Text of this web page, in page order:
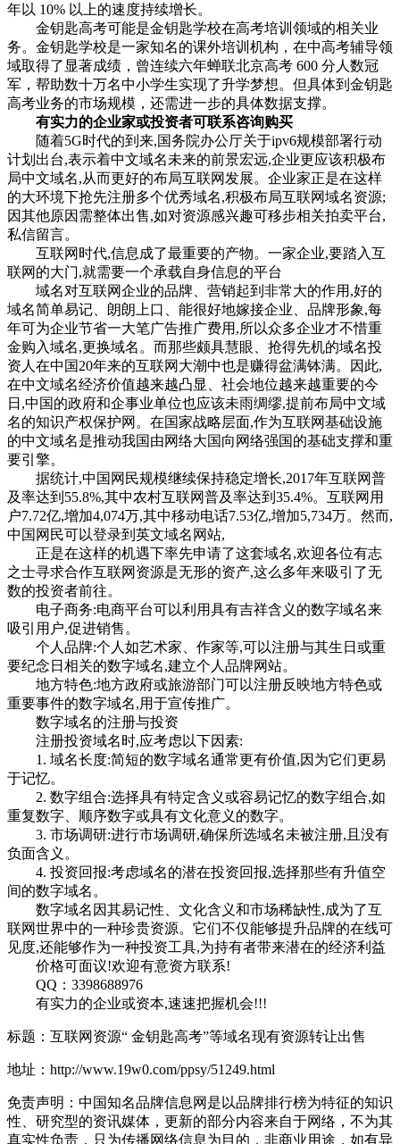
年以 10% 以上的速度持续增长。
金钥匙高考可能是金钥匙学校在高考培训领域的相关业
务。金钥匙学校是一家知名的课外培训机构，在中高考辅导领
域取得了显著成绩，曾连续六年蝉联北京高考 600 分人数冠
军，帮助数十万名中小学生实现了升学梦想。但具体到金钥匙
高考业务的市场规模，还需进一步的具体数据支撑。
有实力的企业家或投资者可联系咨询购买
随着5G时代的到来,国务院办公厅关于ipv6规模部署行动
计划出台,表示着中文域名未来的前景宏远,企业更应该积极布
局中文域名,从而更好的布局互联网发展。企业家正是在这样
的大环境下抢先注册多个优秀域名,积极布局互联网域名资源;
因其他原因需整体出售,如对资源感兴趣可移步相关拍卖平台,
私信留言。‌
互联网时代,信息成了最重要的产物。一家企业,要踏入互
联网的大门,就需要一个承载自身信息的平台
域名对互联网企业的品牌、营销起到非常大的作用,好的
域名简单易记、朗朗上口、能很好地嫁接企业、品牌形象,每
年可为企业节省一大笔广告推广费用,所以众多企业才不惜重
金购入域名,更换域名。而那些颇具慧眼、抢得先机的域名投
资人在中国20年来的互联网大潮中也是赚得盆满钵满。因此,
在中文域名经济价值越来越凸显、社会地位越来越重要的今
日,中国的政府和企事业单位也应该未雨绸缪,提前布局中文域
名的知识产权保护网。在国家战略层面,作为互联网基础设施
的中文域名是推动我国由网络大国向网络强国的基础支撑和重
要引擎。
据统计,中国网民规模继续保持稳定增长,2017年互联网普
及率达到55.8%,其中农村互联网普及率达到35.4%。互联网用
户7.72亿,增加4,074万,其中移动电话7.53亿,增加5,734万。然而,
中国网民可以登录到英文域名网站,
正是在这样的机遇下率先申请了这套域名,欢迎各位有志
之士寻求合作互联网资源是无形的资产,这么多年来吸引了无
数的投资者前往。
电子商务:电商平台可以利用具有吉祥含义的数字域名来
吸引用户,促进销售。
个人品牌:个人如艺术家、作家等,可以注册与其生日或重
要纪念日相关的数字域名,建立个人品牌网站。
地方特色:地方政府或旅游部门可以注册反映地方特色或
重要事件的数字域名,用于宣传推广。
数字域名的注册与投资
注册投资域名时,应考虑以下因素:
1. 域名长度:简短的数字域名通常更有价值,因为它们更易
于记忆。
2. 数字组合:选择具有特定含义或容易记忆的数字组合,如
重复数字、顺序数字或具有文化意义的数字。
3. 市场调研:进行市场调研,确保所选域名未被注册,且没有
负面含义。
4. 投资回报:考虑域名的潜在投资回报,选择那些有升值空
间的数字域名。
数字域名因其易记性、文化含义和市场稀缺性,成为了互
联网世界中的一种珍贵资源。它们不仅能够提升品牌的在线可
见度,还能够作为一种投资工具,为持有者带来潜在的经济利益
价格可面议!欢迎有意资方联系!
QQ：3398688976
有实力的企业或资本,速速把握机会!!!
标题：互联网资源“ 金钥匙高考”等域名现有资源转让出售
地址：http://www.19w0.com/ppsy/51249.html
免责声明：中国知名品牌信息网是以品牌排行榜为特征的知识
性、研究型的资讯媒体，更新的部分内容来自于网络，不为其
真实性负责，只为传播网络信息为目的，非商业用途，如有异